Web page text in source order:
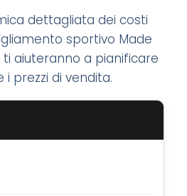
dettagliata dei costi
sportivo Made
ti aiuteranno a pianificare
prezzi di vendita.